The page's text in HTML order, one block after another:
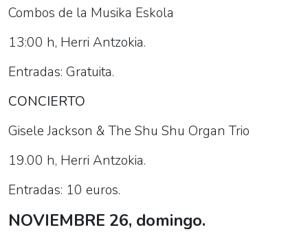
Combos de la Musika Eskola
13:00 h, Herri Antzokia.
Entradas: Gratuita.
CONCIERTO
Gisele Jackson & The Shu Shu Organ Trio
19.00 h, Herri Antzokia.
Entradas: 10 euros.
NOVIEMBRE 26, domingo.